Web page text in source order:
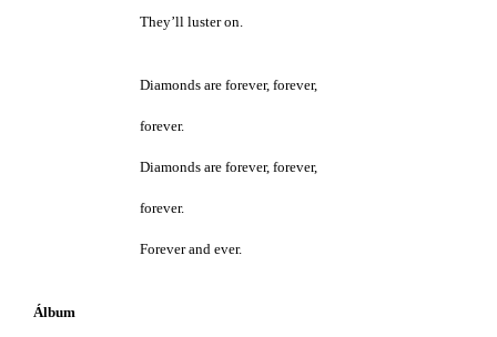
They’ll luster on.
Diamonds are forever, forever,
forever.
Diamonds are forever, forever,
forever.
Forever and ever.
Álbum